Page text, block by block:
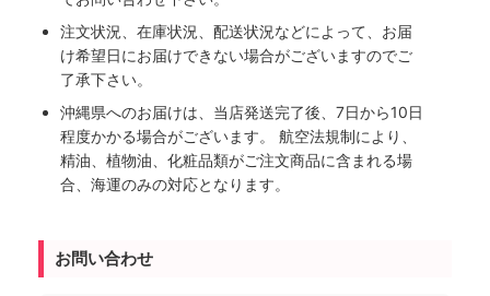
注文状況、在庫状況、配送状況などによって、お届
け希望日にお届けできない場合がございますのでご
了承下さい。
沖縄県へのお届けは、当店発送完了後、7日から10日
程度かかる場合がございます。 航空法規制により、
精油、植物油、化粧品類がご注文商品に含まれる場
合、海運のみの対応となります。
お問い合わせ